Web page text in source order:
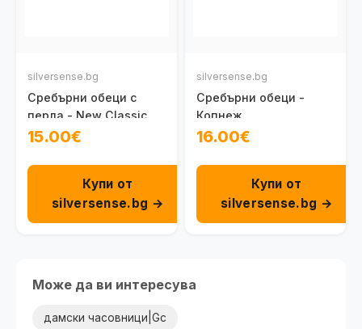
silversense.bg
Сребърни обеци с
перла - New Classic
15.00€
Купи от
silversense.bg →
silversense.bg
Сребърни обеци -
Копнеж
16.00€
Купи от
silversense.bg →
Може да ви интересува
дамски часовници|Gc